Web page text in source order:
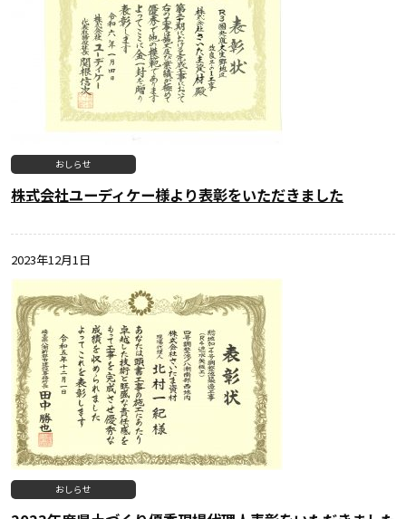
株式会社ユーディケー様より表彰をいただきました
おしらせ
2023年12月1日
おしらせ